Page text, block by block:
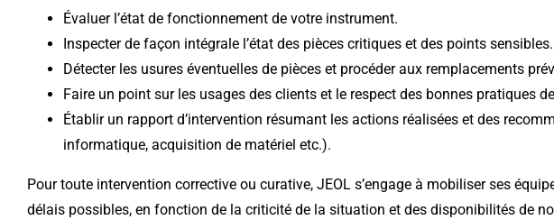
Évaluer l’état de fonctionnement de votre instrument.
Inspecter de façon intégrale l’état des pièces critiques et des points sensibles.
Détecter les usures éventuelles de pièces et procéder aux remplacements
Faire un point sur les usages des clients et le respect des bonnes pratiques
Établir un rapport d’intervention résumant les actions réalisées et des
informatique, acquisition de matériel etc.).
Pour toute intervention corrective ou curative, JEOL s’engage à mobiliser ses
délais possibles, en fonction de la criticité de la situation et des disponibilités de